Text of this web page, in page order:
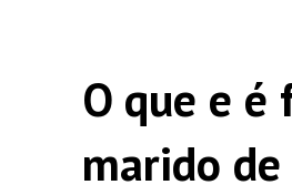
O que e é
marido de